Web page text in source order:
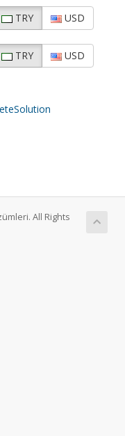
TRY USD
TRY USD
All Rights